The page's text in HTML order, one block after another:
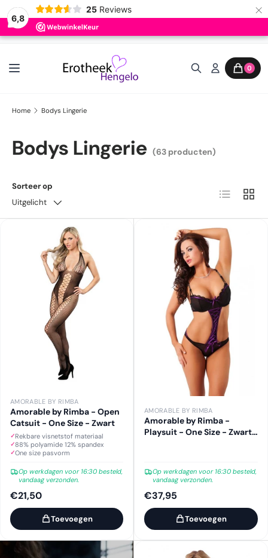
6,8
25 Reviews ×
Ga naar inhoud
0
Home Bodys Lingerie
Bodys Lingerie (63 producten)
Sorteer op
Uitgelicht
Lijst Raster
AMORABLE BY RIMBA
Amorable by Rimba - Open
Catsuit - One Size - Zwart
Rekbare visnetstof materiaal
88% polyamide 12% spandex
One size pasvorm
Op werkdagen voor 16:30 besteld,
vandaag verzonden.
€21,50
Toevoegen
AMORABLE BY RIMBA
Amorable by Rimba -
Playsuit - One Size - Zwart /
Op werkdagen voor 16:30 besteld,
vandaag verzonden.
€37,95
Toevoegen